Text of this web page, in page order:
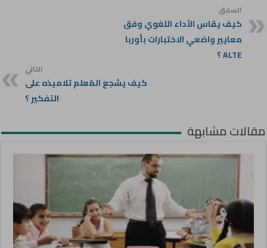
السابق
كيف يقاس الأداء اللغوي وفق
معايير واضعي الاختبارات بأوربا
ALTE ؟
التالي
كيف يشجع المُعلم تلاميذه على
التفكير ؟
مقالات مشابهة